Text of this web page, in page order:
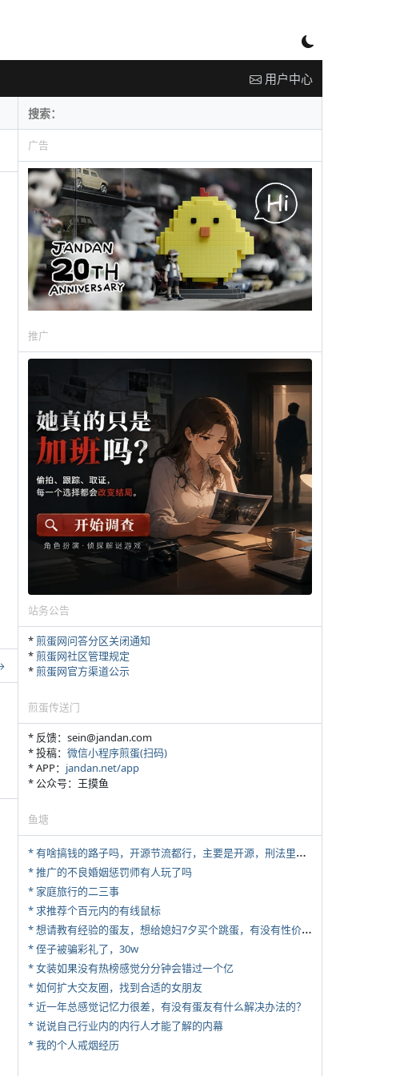
用户中心
广告
推广
站务公告
*煎蛋网问答分区关闭通知
*煎蛋网社区管理规定
*煎蛋网官方渠道公示
煎蛋传送门
* 反馈：sein@jandan.com
* 投稿： 微信小程序煎蛋(扫码)
* APP： jandan.net/app
* 公众号：王摸鱼
鱼塘
*
有啥搞钱的路子吗，开源节流都行，主要是开源，刑法里的咱不做
* 推广的不良婚姻惩罚师有人玩了吗
* 家庭旅行的二三事
* 求推荐个百元内的有线鼠标
*
想请教有经验的蛋友，想给媳妇7夕买个跳蛋，有没有性价比高的推荐
* 侄子被骗彩礼了，30w
* 女装如果没有热榜感觉分分钟会错过一个亿
* 如何扩大交友圈，找到合适的女朋友
* 近一年总感觉记忆力很差，有没有蛋友有什么解决办法的？
* 说说自己行业内的内行人才能了解的内幕
* 我的个人戒烟经历